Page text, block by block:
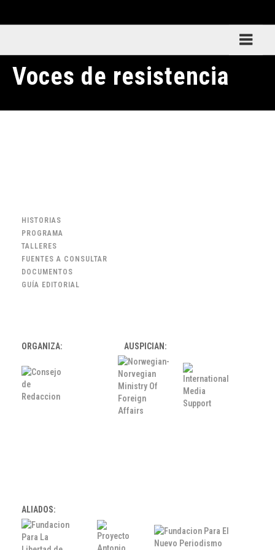
Voces de resistencia
HISTORIAS
PROGRAMA
TALLERES
FUENTES A CONSULTAR
DOCUMENTOS
GUÍA EDITORIAL
ORGANIZA: AUSPICIAN:
ALIADOS: